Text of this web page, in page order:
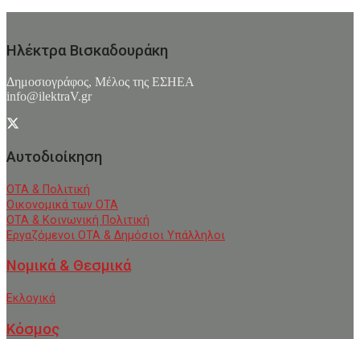
Ηλέκτρα Βισκαδουράκη
Δημοσιογράφος, Μέλος της ΕΣHΕΑ
info@ilektraV.gr
Αυτοδιοίκηση
ΟΤΑ & Πολιτική
Οικονομικά των ΟΤΑ
ΟΤΑ & Κοινωνική Πολιτική
Εργαζόμενοι ΟΤΑ & Δημόσιοι Υπάλληλοι
Νομικά & Θεσμικά
Εκλογικά
Κόσμος